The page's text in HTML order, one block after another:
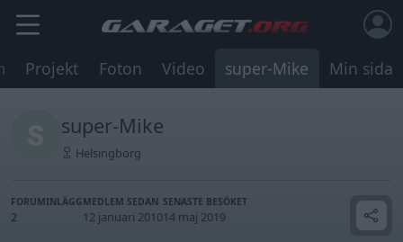
Projekt Foton Video super-Mike Min sida
super-Mike
Helsingborg
FORUMINLÄGG
2
MEDLEM SEDAN
12 januari 2010
SENASTE BESÖKET
14 maj 2019